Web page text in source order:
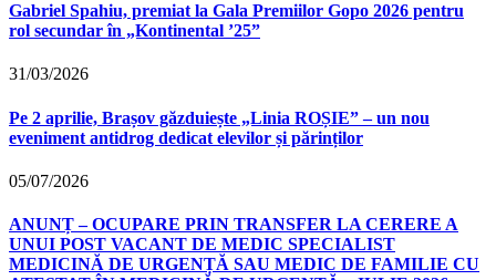
Gabriel Spahiu, premiat la Gala Premiilor Gopo 2026 pentru
rol secundar în „Kontinental ’25”
31/03/2026
Pe 2 aprilie, Brașov găzduiește „Linia ROȘIE” – un nou
eveniment antidrog dedicat elevilor și părinților
05/07/2026
ANUNȚ – OCUPARE PRIN TRANSFER LA CERERE A
UNUI POST VACANT DE MEDIC SPECIALIST
MEDICINĂ DE URGENȚĂ SAU MEDIC DE FAMILIE CU